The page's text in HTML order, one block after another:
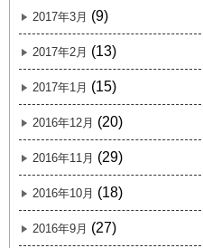
2017年3月 (9)
2017年2月 (13)
2017年1月 (15)
2016年12月 (20)
2016年11月 (29)
2016年10月 (18)
2016年9月 (27)